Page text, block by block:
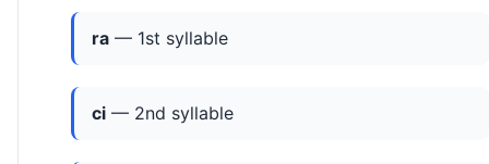
ra — 1st syllable
ci — 2nd syllable